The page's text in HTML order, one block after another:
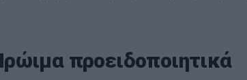
προειδοποιητικά